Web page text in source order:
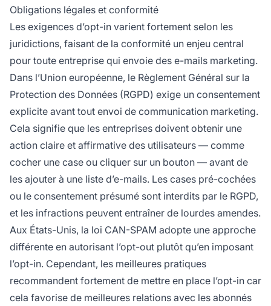
Obligations légales et conformité
Les exigences d’opt-in varient fortement selon les
juridictions, faisant de la conformité un enjeu central
pour toute entreprise qui envoie des e-mails marketing.
Dans l’Union européenne, le Règlement Général sur la
Protection des Données (RGPD) exige un consentement
explicite avant tout envoi de communication marketing.
Cela signifie que les entreprises doivent obtenir une
action claire et affirmative des utilisateurs — comme
cocher une case ou cliquer sur un bouton — avant de
les ajouter à une liste d’e-mails. Les cases pré-cochées
ou le consentement présumé sont interdits par le RGPD,
et les infractions peuvent entraîner de lourdes amendes.
Aux États-Unis, la loi CAN-SPAM adopte une approche
différente en autorisant l’opt-out plutôt qu’en imposant
l’opt-in. Cependant, les meilleures pratiques
recommandent fortement de mettre en place l’opt-in car
cela favorise de meilleures relations avec les abonnés